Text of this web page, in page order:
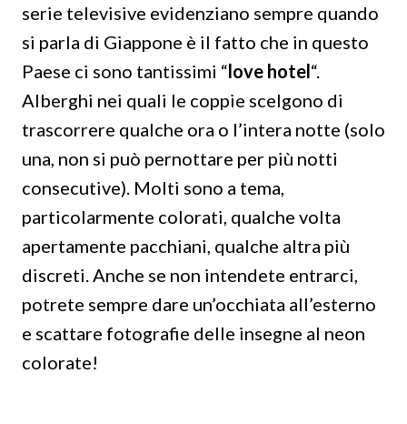
serie televisive evidenziano sempre quando
si parla di Giappone è il fatto che in questo
Paese ci sono tantissimi “love hotel“.
Alberghi nei quali le coppie scelgono di
trascorrere qualche ora o l’intera notte (solo
una, non si può pernottare per più notti
consecutive). Molti sono a tema,
particolarmente colorati, qualche volta
apertamente pacchiani, qualche altra più
discreti. Anche se non intendete entrarci,
potrete sempre dare un’occhiata all’esterno
e scattare fotografie delle insegne al neon
colorate!